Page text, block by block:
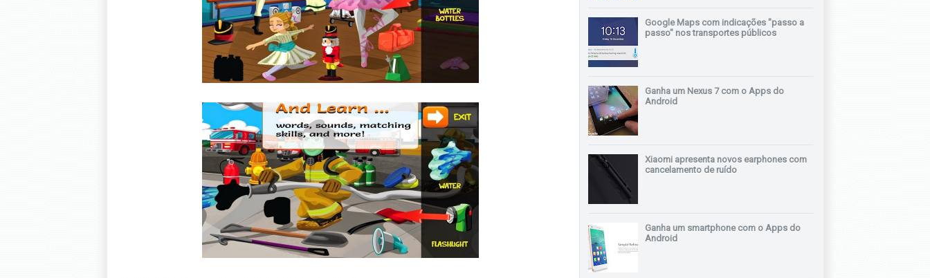
Google Maps com indicações "passo a
passo" nos transportes públicos
Ganha um Nexus 7 com o Apps do
Android
Xiaomi apresenta novos earphones com
cancelamento de ruído
Ganha um smartphone com o Apps do
Android